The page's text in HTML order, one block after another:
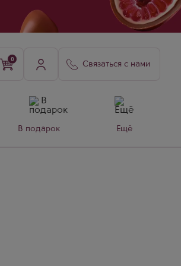
0
Связаться с нами
В подарок Ещё